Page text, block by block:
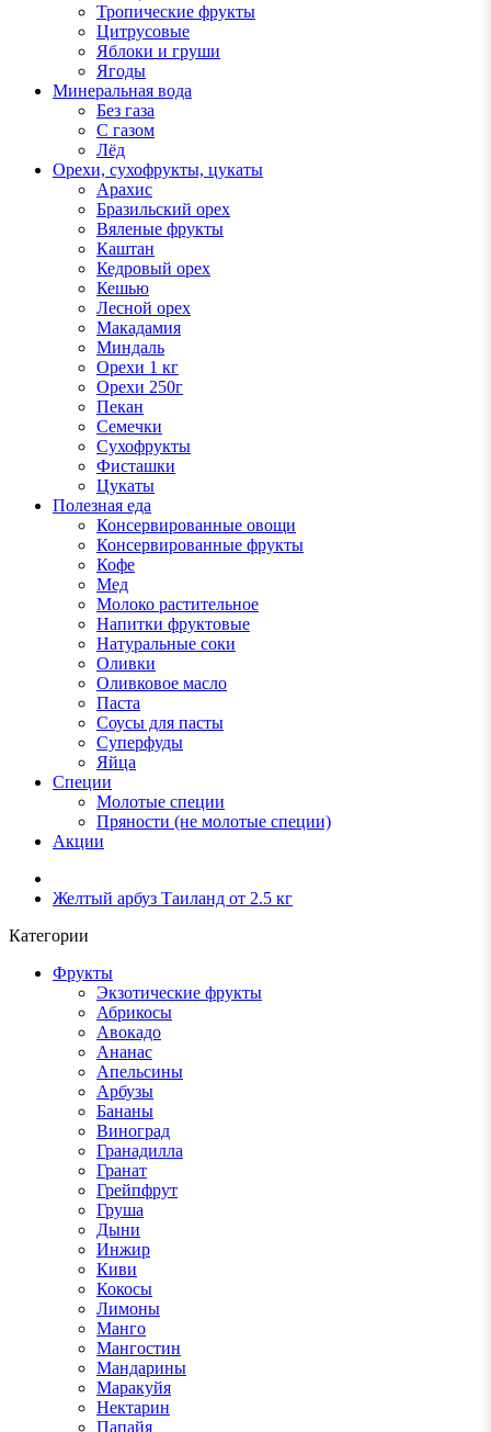
Тропические фрукты
Цитрусовые
Яблоки и груши
Ягоды
Минеральная вода
Без газа
С газом
Лёд
Орехи, сухофрукты, цукаты
Арахис
Бразильский орех
Вяленые фрукты
Каштан
Кедровый орех
Кешью
Лесной орех
Макадамия
Миндаль
Орехи 1 кг
Орехи 250г
Пекан
Семечки
Сухофрукты
Фисташки
Цукаты
Полезная еда
Консервированные овощи
Консервированные фрукты
Кофе
Мед
Молоко растительное
Напитки фруктовые
Натуральные соки
Оливки
Оливковое масло
Паста
Соусы для пасты
Суперфуды
Яйца
Специи
Молотые специи
Пряности (не молотые специи)
Акции
Желтый арбуз Таиланд от 2.5 кг
Категории
Фрукты
Экзотические фрукты
Абрикосы
Авокадо
Ананас
Апельсины
Арбузы
Бананы
Виноград
Гранадилла
Гранат
Грейпфрут
Груша
Дыни
Инжир
Киви
Кокосы
Лимоны
Манго
Мангостин
Мандарины
Маракуйя
Нектарин
Папайя